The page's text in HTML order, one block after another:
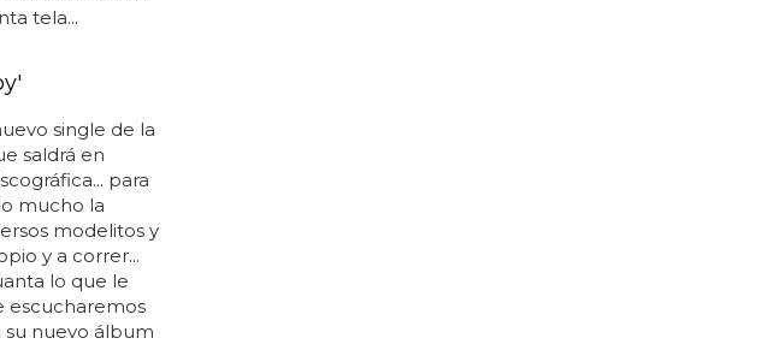
tela...
single de la
saldrá en
para
mucho la
modelitos y
y a correr...
lo que le
escucharemos
su nuevo álbum